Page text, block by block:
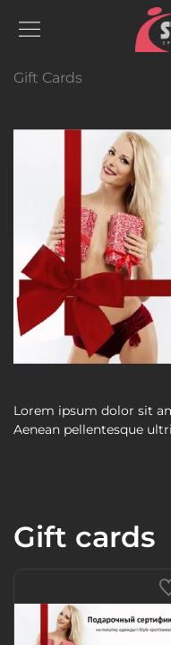
Gift Cards
Lorem ipsum dolor sit
Aenean pellentesque
Gift cards